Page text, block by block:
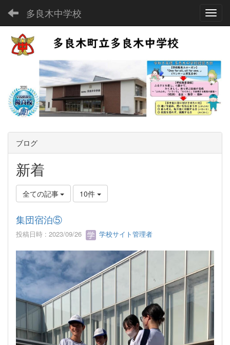
多良木中学校
ブログ
新着
全ての記事 10件
集団宿泊⑤
投稿日時 : 2023/09/26 学校サイト管理者